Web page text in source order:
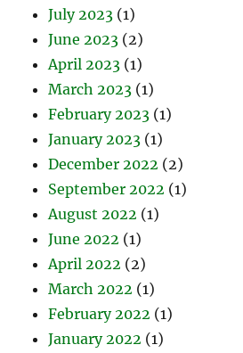
July 2023 (1)
June 2023 (2)
April 2023 (1)
March 2023 (1)
February 2023 (1)
January 2023 (1)
December 2022 (2)
September 2022 (1)
August 2022 (1)
June 2022 (1)
April 2022 (2)
March 2022 (1)
February 2022 (1)
January 2022 (1)